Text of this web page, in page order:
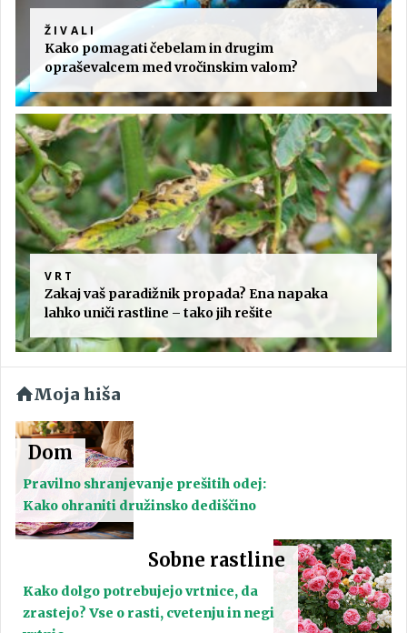
ŽIVALI
Kako pomagati čebelam in drugim
opraševalcem med vročinskim valom?
VRT
Zakaj vaš paradižnik propada? Ena napaka
lahko uniči rastline – tako jih rešite
Moja hiša
Dom
Pravilno shranjevanje prešitih odej:
Kako ohraniti družinsko dediščino
Sobne rastline
Kako dolgo potrebujejo vrtnice, da
zrastejo? Vse o rasti, cvetenju in negi